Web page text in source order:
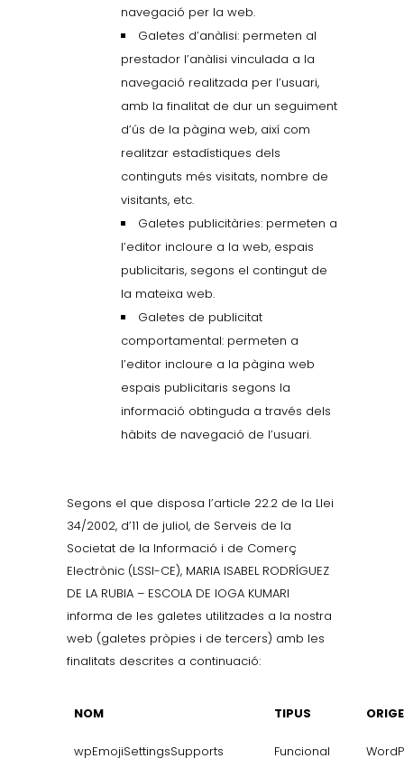
navegació per la web.
Galetes d’anàlisi: permeten al
prestador l’anàlisi vinculada a la
navegació realitzada per l’usuari,
amb la finalitat de dur un seguiment
d’ús de la pàgina web, així com
realitzar estadístiques dels
continguts més visitats, nombre de
visitants, etc.
Galetes publicitàries: permeten a
l’editor incloure a la web, espais
publicitaris, segons el contingut de
la mateixa web.
Galetes de publicitat
comportamental: permeten a
l’editor incloure a la pàgina web
espais publicitaris segons la
informació obtinguda a través dels
hàbits de navegació de l’usuari.
Segons el que disposa l’article 22.2 de la Llei
34/2002, d’11 de juliol, de Serveis de la
Societat de la Informació i de Comerç
Electrònic (LSSI-CE), MARIA ISABEL RODRÍGUEZ
DE LA RUBIA – ESCOLA DE IOGA KUMARI
informa de les galetes utilitzades a la nostra
web (galetes pròpies i de tercers) amb les
finalitats descrites a continuació:
NOM TIPUS
wpEmojiSettingsSupports Funcional